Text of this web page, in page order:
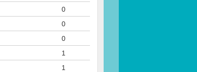
0
0
0
1
1